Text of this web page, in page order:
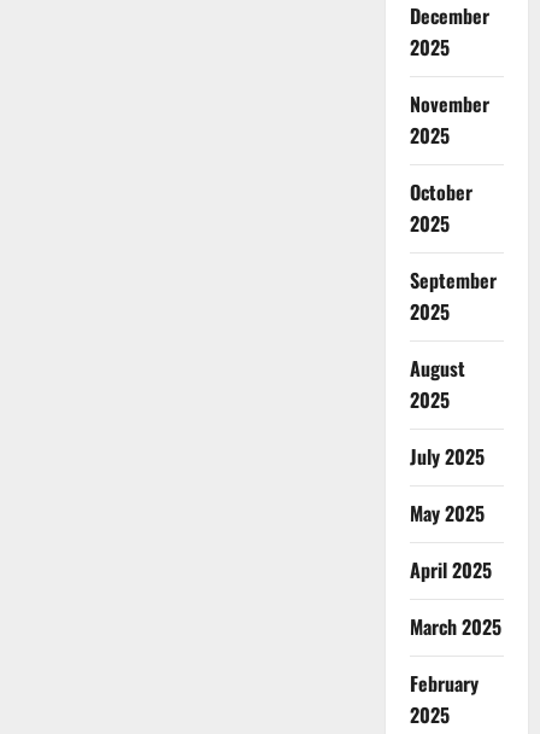
December
2025
November
2025
October
2025
September
2025
August
2025
July 2025
May 2025
April 2025
March 2025
February
2025